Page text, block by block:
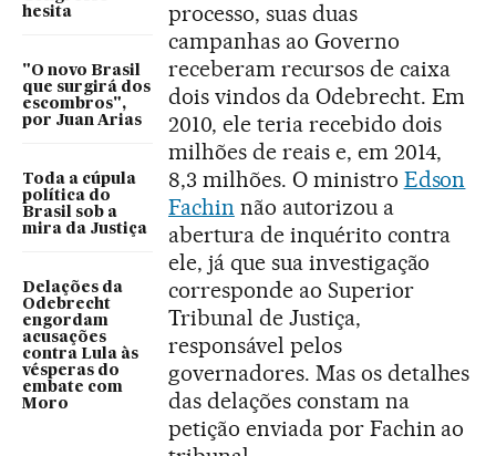
hesita
"O novo Brasil
que surgirá dos
escombros",
por Juan Arias
Toda a cúpula
política do
Brasil sob a
mira da Justiça
Delações da
Odebrecht
engordam
acusações
contra Lula às
vésperas do
embate com
Moro
processo, suas duas
campanhas ao Governo
receberam recursos de caixa
dois vindos da Odebrecht. Em
2010, ele teria recebido dois
milhões de reais e, em 2014,
8,3 milhões. O ministro Edson
Fachin não autorizou a
abertura de inquérito contra
ele, já que sua investigação
corresponde ao Superior
Tribunal de Justiça,
responsável pelos
governadores. Mas os detalhes
das delações constam na
petição enviada por Fachin ao